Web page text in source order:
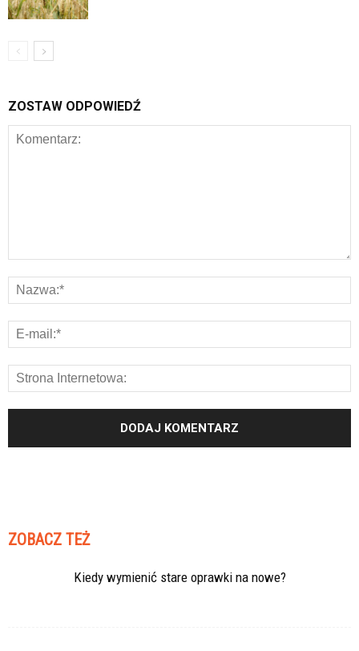
ZOSTAW ODPOWIEDŹ
ZOBACZ TEŻ
Kiedy wymienić stare oprawki na nowe?